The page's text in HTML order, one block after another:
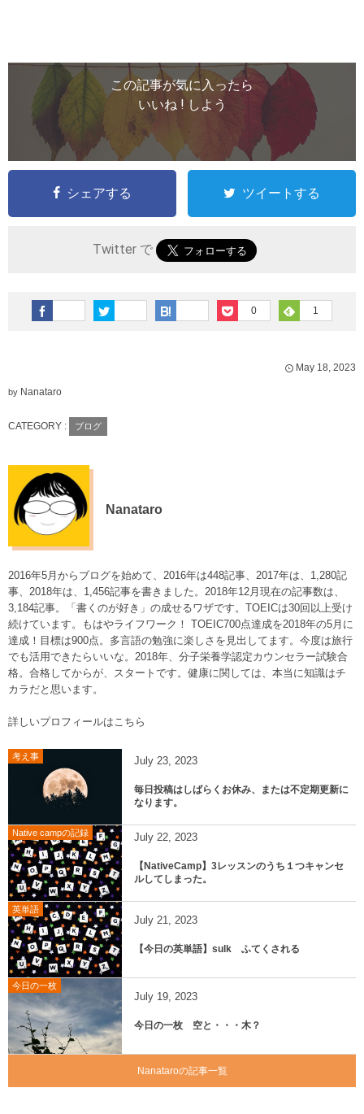
この記事が気に入ったら
いいね ! しよう
シェアする ツイートする
Twitter で
0 1
May 18, 2023
by Nanataro
CATEGORY : ブログ
Nanataro
2016年5月からブログを始めて、2016年は448記事、2017年は、1,280記
事、2018年は、1,456記事を書きました。2018年12月現在の記事数は、
3,184記事。「書くのが好き」の成せるワザです。TOEICは30回以上受け
続けています。もはやライフワーク！ TOEIC700点達成を2018年の5月に
達成！目標は900点。多言語の勉強に楽しさを見出してます。今度は旅行
でも活用できたらいいな。2018年、分子栄養学認定カウンセラー試験合
格。合格してからが、スタートです。健康に関しては、本当に知識はチ
カラだと思います。
詳しいプロフィールはこちら
考え事 July 23, 2023
毎日投稿はしばらくお休み、または不定期更新に
なります。
Native campの記録 July 22, 2023
【NativeCamp】3レッスンのうち１つキャンセ
ルしてしまった。
英単語
July 21, 2023
【今日の英単語】sulk ふてくされる
今日の一枚
July 19, 2023
今日の一枚 空と・・・木？
Nanataroの記事一覧